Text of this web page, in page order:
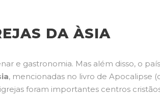
DA ÀSIA
e gastronomia. Mas além disso, o
, mencionadas no livro de Apocalipse
foram importantes centros